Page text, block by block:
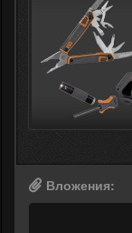
Вложения: